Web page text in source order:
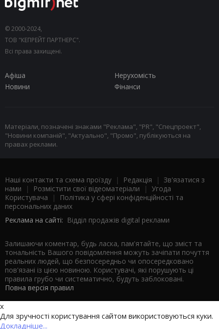
© 2000-2024,
ТОВ "КЕПРЕЙТ ПАРТНЕРС".
Всі права захищені.
Афіша
Нерухомість
Новини
Фінанси
Матеріали, позначені знаками "Реклама", "PR", "Спецпроект",
"Новини компаній", "Актуально", "Промо", публікуються на
правах реклами.
Наші контакти та схема проїзду | Редакція | Зв'язатися з
нами | Розмістити свої відеоматеріали | Угода
Користувача |
Політика у сфері конфіденційності та
персональних даних
Реклама на сайті: Відділ продажів digital реклами
Залишаючи коментар, будь ласка, пам'ятайте, що зміст та
тональність Вашого повідомлення можуть зачіпати почуття
реальних людей, що безпосередньо чи опосередковано
пов'язані із цією новиною. Користувачі, які порушують ці
правила грубо чи систематично, будуть заблоковані.
Повна версія правил
x
Для зручності користування сайтом використовуються куки.
Докладніше...